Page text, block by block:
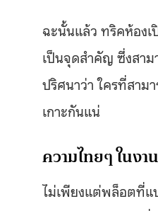
ฉะนั้นแล้ว ทริคห้องเ
เป็นจุดสำคัญ ซึ่งสาม
ปริศนาว่า ใครที่สาม
เกาะกันแน่
ความไทยๆ ในง
ไม่เพียงแต่พล็อตที่แ